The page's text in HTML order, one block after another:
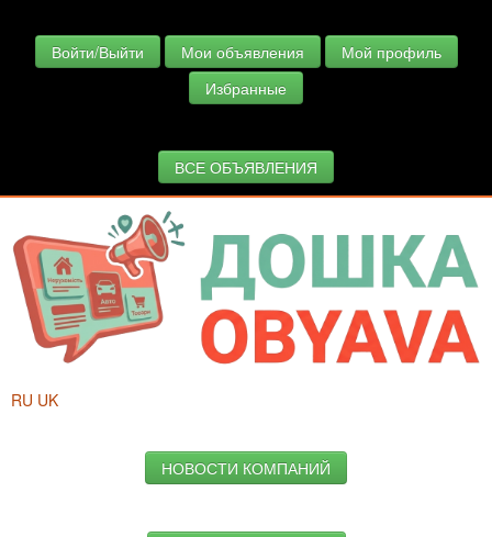
Войти/Выйти Мои объявления
Мой профиль
Избранные
ВСЕ ОБЪЯВЛЕНИЯ
RU UK
НОВОСТИ КОМПАНИЙ